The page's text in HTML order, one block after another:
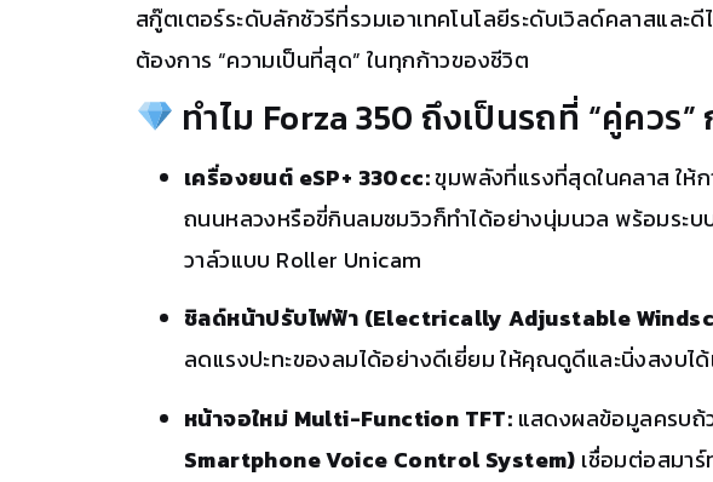
สกู๊ตเตอร์ระดับลักชัวรีที่รวมเอาเทคโนโลยีระดับเวิลด์คลาสและ
ต้องการ “ความเป็นที่สุด” ในทุกก้าวของชีวิต
ทำไม Forza 350 ถึงเป็นรถที่ “คู่ควร
เครื่องยนต์ eSP+ 330cc:ขุมพลังที่แรงที่สุดในคลาส ให้ก
ถนนหลวงหรือขี่กินลมชมวิวก็ทำได้อย่างนุ่มนวล พร้อมระบ
วาล์วแบบ Roller Unicam
ชิลด์หน้าปรับไฟฟ้า (Electrically Adjustable
ลดแรงปะทะของลมได้อย่างดีเยี่ยม ให้คุณดูดีและนิ่งสงบไ
หน้าจอใหม่ Multi-Function TFT: แสดงผลข้อมูลครบถ้
Smartphone Voice Control System) เชื่อมต่อสมา